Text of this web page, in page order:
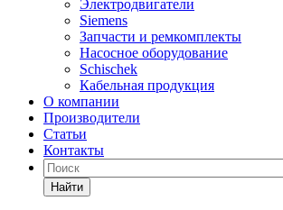
Электродвигатели
Siemens
Запчасти и ремкомплекты
Насосное оборудование
Schischek
Кабельная продукция
О компании
Производители
Статьи
Контакты
Найти